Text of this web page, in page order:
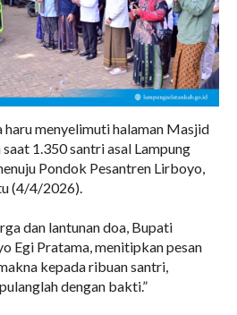
haru menyelimuti halaman Masjid
1.350 santri asal Lampung
Pondok Pesantren Lirboyo,
(4/4/2026).
dan lantunan doa, Bupati
Egi Pratama, menitipkan pesan
kepada ribuan santri,
dengan bakti.”